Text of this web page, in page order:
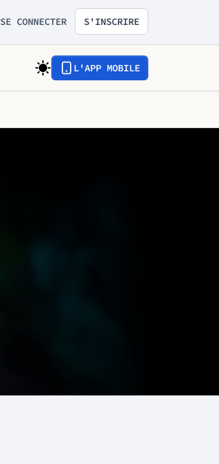
SE CONNECTER S'INSCRIRE
L'APP MOBILE